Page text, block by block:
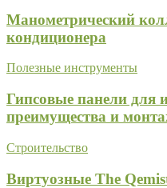
Манометрический
кондиционера
Полезные инструменты
Гипсовые панели для
преимущества и
Строительство
Виртуозные The